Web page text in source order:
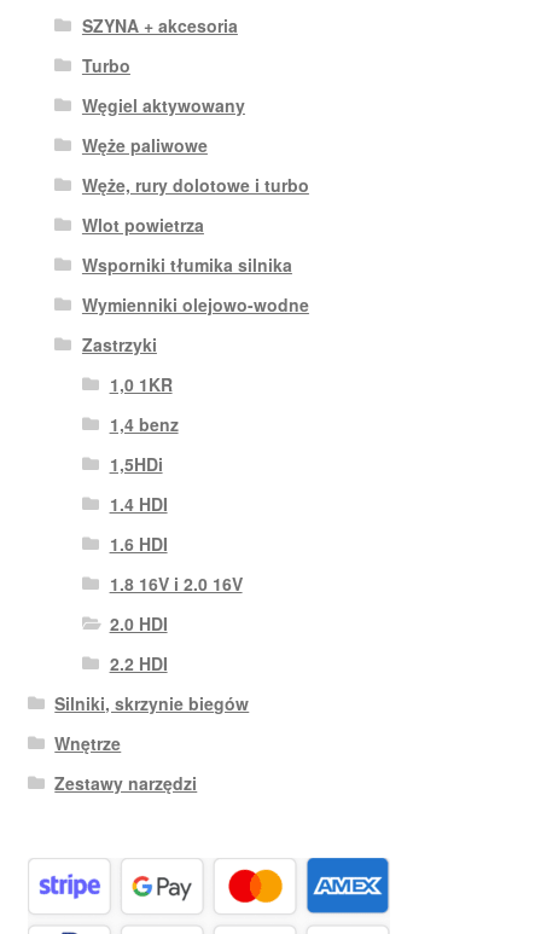
SZYNA + akcesoria
Turbo
Węgiel aktywowany
Węże paliwowe
Węże, rury dolotowe i turbo
Wlot powietrza
Wsporniki tłumika silnika
Wymienniki olejowo-wodne
Zastrzyki
1,0 1KR
1,4 benz
1,5HDi
1.4 HDI
1.6 HDI
1.8 16V i 2.0 16V
2.0 HDI
2.2 HDI
Silniki, skrzynie biegów
Wnętrze
Zestawy narzędzi